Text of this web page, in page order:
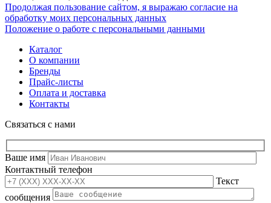
Продолжая пользование сайтом, я выражаю согласие на
обработку моих персональных данных
Положение о работе с персональными данными
Каталог
О компании
Бренды
Прайс-листы
Оплата и доставка
Контакты
Связаться с нами
Ваше имя
Контактный телефон
Текст
сообщения